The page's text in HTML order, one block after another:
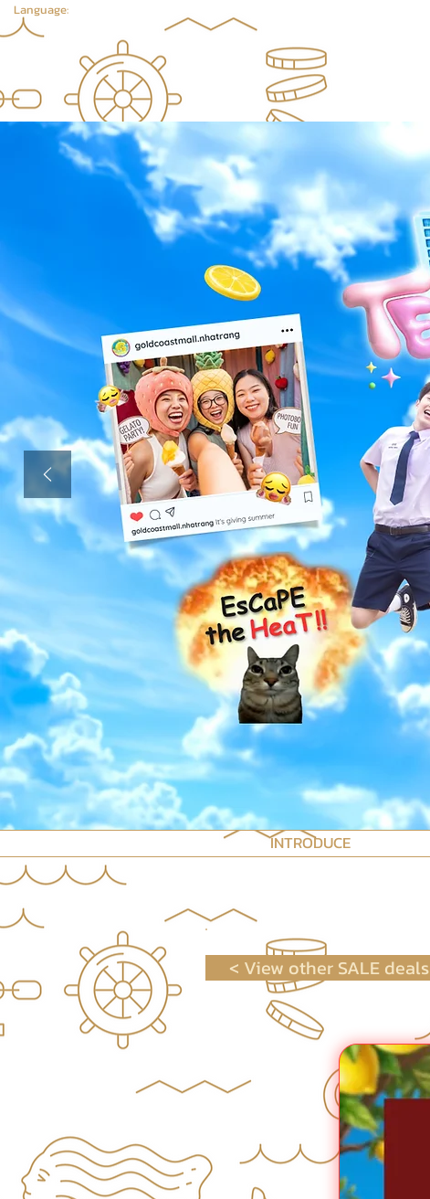
Language:
INTRODUCE
< View other SALE deals